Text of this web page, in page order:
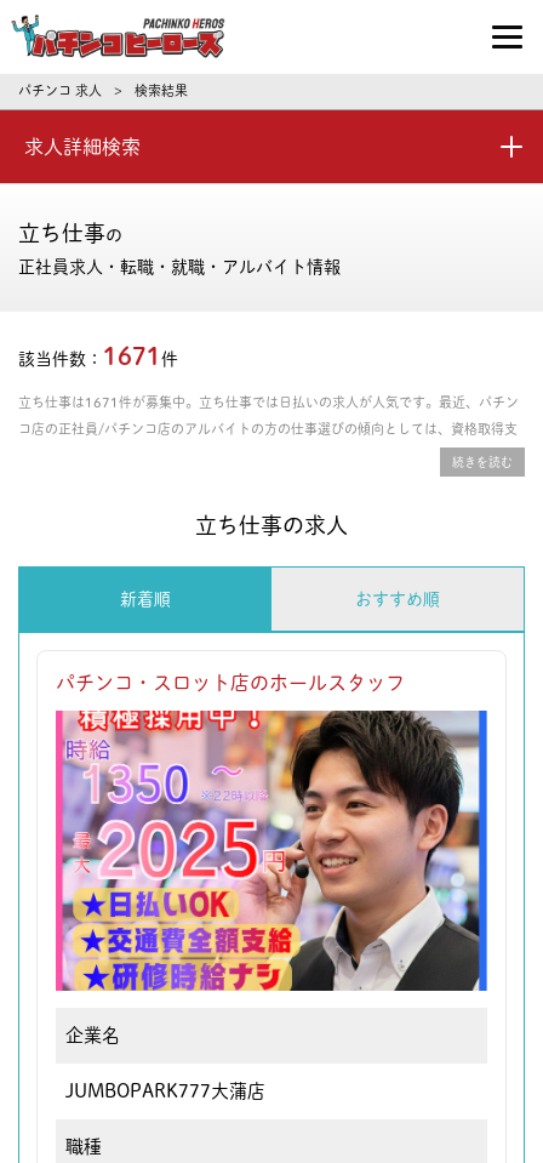
パチンコ求人・転職ならパチンコヒーロ
パチンコ 求人 > 検索結果
求人詳細検索
立ち仕事の
正社員求人・転職・就職・アルバイト情報
該当件数： 1671 件
立ち仕事は1671件が募集中。立ち仕事では日払いの求人が人気です。最近、パチン
コ店の正社員/パチンコ店のアルバイトの方の仕事選びの傾向としては、資格取得支
援あり、年間休日の多さ、残業時間の少なさを重視される方が多いです。給料や年
立ち仕事の求人
新着順 おすすめ順
パチンコ・スロット店のホールスタッフ
企業名
JUMBOPARK777大蒲店
職種